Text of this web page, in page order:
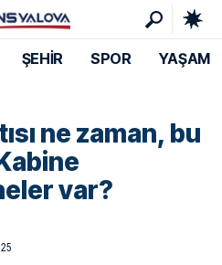
ŞEHİR SPOR YAŞAM
ne zaman, bu
var?